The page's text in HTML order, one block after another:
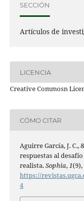
SECCIÓN
Artículos de
LICENCIA
Creative Commosn
CÓMO CITAR
Aguirre García, J. C.,
respuestas al
realista.Sophia,1(9),
https://
4